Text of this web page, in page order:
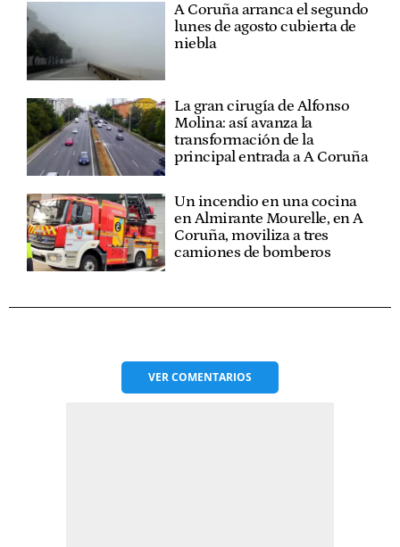
A Coruña arranca el segundo
lunes de agosto cubierta de
niebla
La gran cirugía de Alfonso
Molina: así avanza la
transformación de la
principal entrada a A Coruña
Un incendio en una cocina
en Almirante Mourelle, en A
Coruña, moviliza a tres
camiones de bomberos
VERCOMENTARIOS